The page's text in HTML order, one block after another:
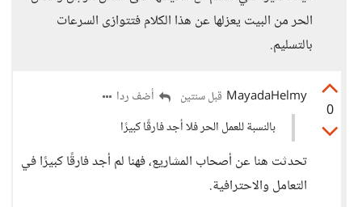
الحر من البيت يعزلها عن هذا الكلام فتتوازى السرعات
بالتسليم.
0
MayadaHelmy قبل سنتين
أضف ردا
بالنسبة للعمل الحر فلا أجد فارقًا كبيرًا
تحدثت هنا عن أصحاب المشاريع، فهنا لم أجد فارقًا كبيرًا في
التعامل والاحترافية.